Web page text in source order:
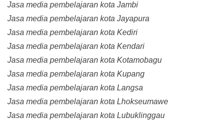
Jasa media pembelajaran kota Jambi
Jasa media pembelajaran kota Jayapura
Jasa media pembelajaran kota Kediri
Jasa media pembelajaran kota Kendari
Jasa media pembelajaran kota Kotamobagu
Jasa media pembelajaran kota Kupang
Jasa media pembelajaran kota Langsa
Jasa media pembelajaran kota Lhokseumawe
Jasa media pembelajaran kota Lubuklinggau